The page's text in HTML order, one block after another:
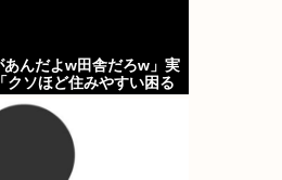
んだよw田舎だろw」実
クソほど住みやすい困る